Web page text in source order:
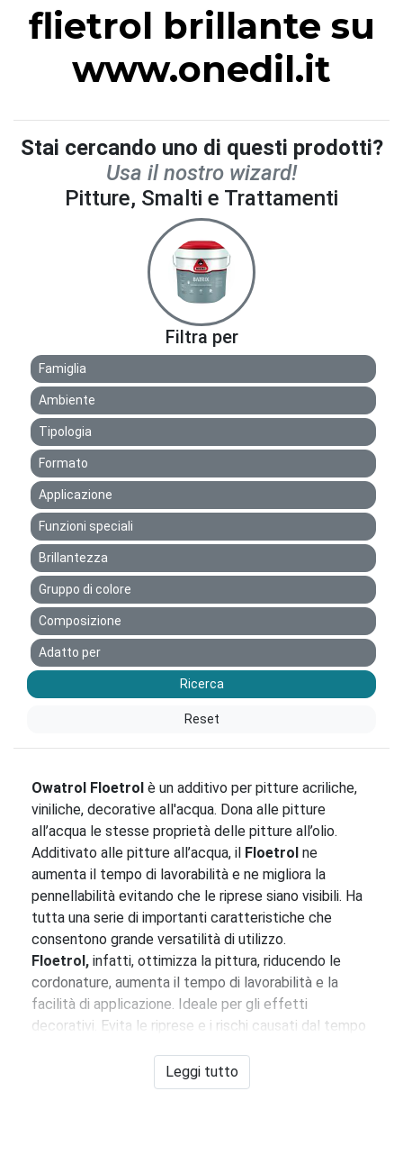
flietrol brillante su
www.onedil.it
Stai cercando uno di questi prodotti?
Usa il nostro wizard!
Pitture, Smalti e Trattamenti
Filtra per
Famiglia
Ambiente
Tipologia
Formato
Applicazione
Funzioni speciali
Brillantezza
Gruppo di colore
Composizione
Adatto per
Ricerca
Reset
Owatrol Floetrol è un additivo per pitture acriliche,
viniliche, decorative all'acqua. Dona alle pitture
all’acqua le stesse proprietà delle pitture all’olio.
Additivato alle pitture all’acqua, il Floetrol ne
aumenta il tempo di lavorabilità e ne migliora la
pennellabilità evitando che le riprese siano visibili. Ha
tutta una serie di importanti caratteristiche che
consentono grande versatilità di utilizzo.
Floetrol, infatti, ottimizza la pittura, riducendo le
cordonature, aumenta il tempo di lavorabilità e la
facilità di applicazione. Ideale per gli effetti
decorativi. Evita le riprese e i rischi causati dal tempo
durata dei colori aperti. Diminuisce "l'effetto nebbia"
ed evita le sgocciolature. Limita gli accumuli di pittura
Leggi tutto